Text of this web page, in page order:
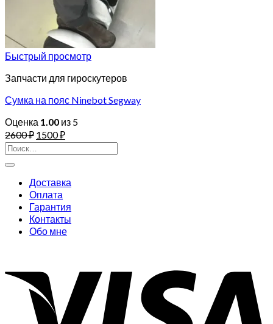
Быстрый просмотр
Запчасти для гироскутеров
Сумка на пояс Ninebot Segway
Оценка 1.00 из 5
2600₽ 1500₽
Искать:
Доставка
Оплата
Гарантия
Контакты
Обо мне